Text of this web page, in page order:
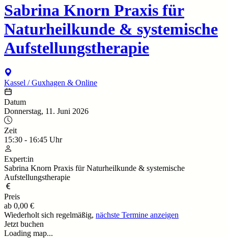
Sabrina Knorn Praxis für
Naturheilkunde & systemische
Aufstellungstherapie
Kassel / Guxhagen & Online
Datum
Donnerstag, 11. Juni 2026
Zeit
15:30 - 16:45 Uhr
Expert:in
Sabrina Knorn Praxis für Naturheilkunde & systemische
Aufstellungstherapie
Preis
ab 0,00 €
Wiederholt sich regelmäßig, nächste Termine anzeigen
Jetzt buchen
Loading map...